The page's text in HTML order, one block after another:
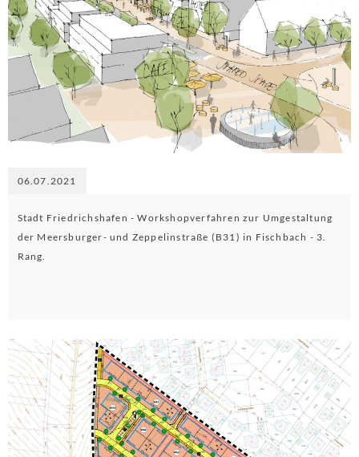
06.07.2021
Stadt Friedrichshafen - Workshopverfahren zur Umgestaltung
der Meersburger- und Zeppelinstraße (B31) in Fischbach - 3.
Rang.